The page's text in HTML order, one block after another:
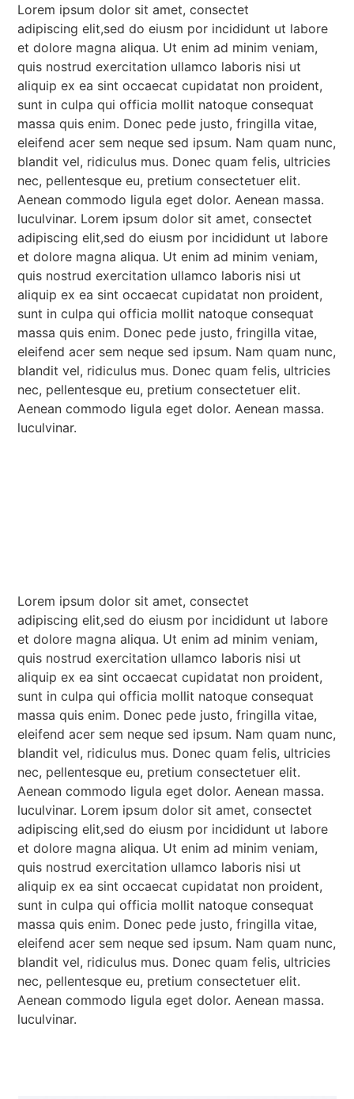
Lorem ipsum dolor sit amet, consectet
adipiscing elit,sed do eiusm por incididunt ut labore
et dolore magna aliqua. Ut enim ad minim veniam,
quis nostrud exercitation ullamco laboris nisi ut
aliquip ex ea sint occaecat cupidatat non proident,
sunt in culpa qui officia mollit natoque consequat
massa quis enim. Donec pede justo, fringilla vitae,
eleifend acer sem neque sed ipsum. Nam quam nunc,
blandit vel, ridiculus mus. Donec quam felis, ultricies
nec, pellentesque eu, pretium consectetuer elit.
Aenean commodo ligula eget dolor. Aenean massa.
luculvinar. Lorem ipsum dolor sit amet, consectet
adipiscing elit,sed do eiusm por incididunt ut labore
et dolore magna aliqua. Ut enim ad minim veniam,
quis nostrud exercitation ullamco laboris nisi ut
aliquip ex ea sint occaecat cupidatat non proident,
sunt in culpa qui officia mollit natoque consequat
massa quis enim. Donec pede justo, fringilla vitae,
eleifend acer sem neque sed ipsum. Nam quam nunc,
blandit vel, ridiculus mus. Donec quam felis, ultricies
nec, pellentesque eu, pretium consectetuer elit.
Aenean commodo ligula eget dolor. Aenean massa.
luculvinar.
Lorem ipsum dolor sit amet, consectet
adipiscing elit,sed do eiusm por incididunt ut labore
et dolore magna aliqua. Ut enim ad minim veniam,
quis nostrud exercitation ullamco laboris nisi ut
aliquip ex ea sint occaecat cupidatat non proident,
sunt in culpa qui officia mollit natoque consequat
massa quis enim. Donec pede justo, fringilla vitae,
eleifend acer sem neque sed ipsum. Nam quam nunc,
blandit vel, ridiculus mus. Donec quam felis, ultricies
nec, pellentesque eu, pretium consectetuer elit.
Aenean commodo ligula eget dolor. Aenean massa.
luculvinar. Lorem ipsum dolor sit amet, consectet
adipiscing elit,sed do eiusm por incididunt ut labore
et dolore magna aliqua. Ut enim ad minim veniam,
quis nostrud exercitation ullamco laboris nisi ut
aliquip ex ea sint occaecat cupidatat non proident,
sunt in culpa qui officia mollit natoque consequat
massa quis enim. Donec pede justo, fringilla vitae,
eleifend acer sem neque sed ipsum. Nam quam nunc,
blandit vel, ridiculus mus. Donec quam felis, ultricies
nec, pellentesque eu, pretium consectetuer elit.
Aenean commodo ligula eget dolor. Aenean massa.
luculvinar.